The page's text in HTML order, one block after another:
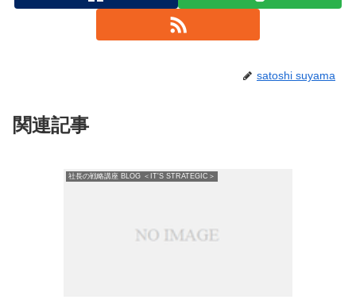
satoshi suyama
関連記事
社長の戦略講座 BLOG ＜IT'S STRATEGIC＞